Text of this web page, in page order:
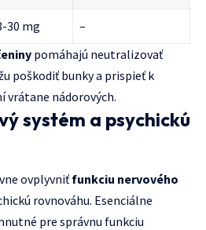
30 mg
–
pomáhajú neutralizovať
poškodiť bunky a prispieť k
vrátane nádorových.
systém a psychickú
ovplyvniť funkciu nervového
rovnováhu. Esenciálne
pre správnu funkciu